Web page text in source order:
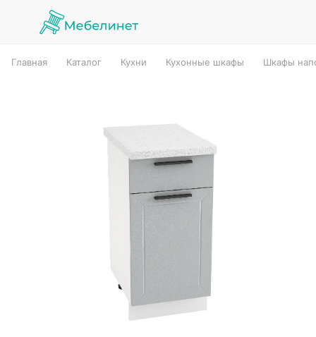
Главная Каталог Кухни Кухонные шкафы Шкафы